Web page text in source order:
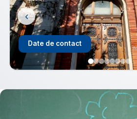
Structură an școlar 2026 - 2027
‹